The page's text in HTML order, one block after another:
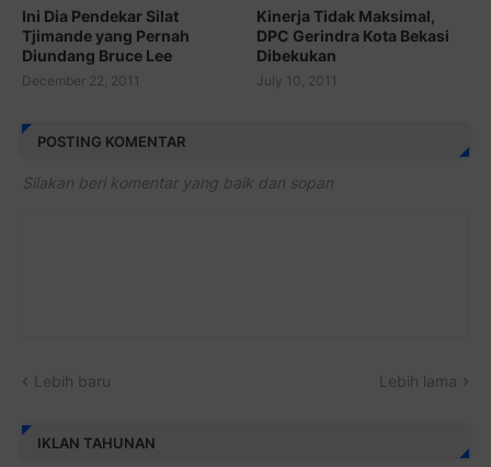
Ini Dia Pendekar Silat
Tjimande yang Pernah
Diundang Bruce Lee
December 22, 2011
Kinerja Tidak Maksimal,
DPC Gerindra Kota Bekasi
Dibekukan
July 10, 2011
POSTING KOMENTAR
Silakan beri komentar yang baik dan sopan
Lebih baru Lebih lama
IKLAN TAHUNAN